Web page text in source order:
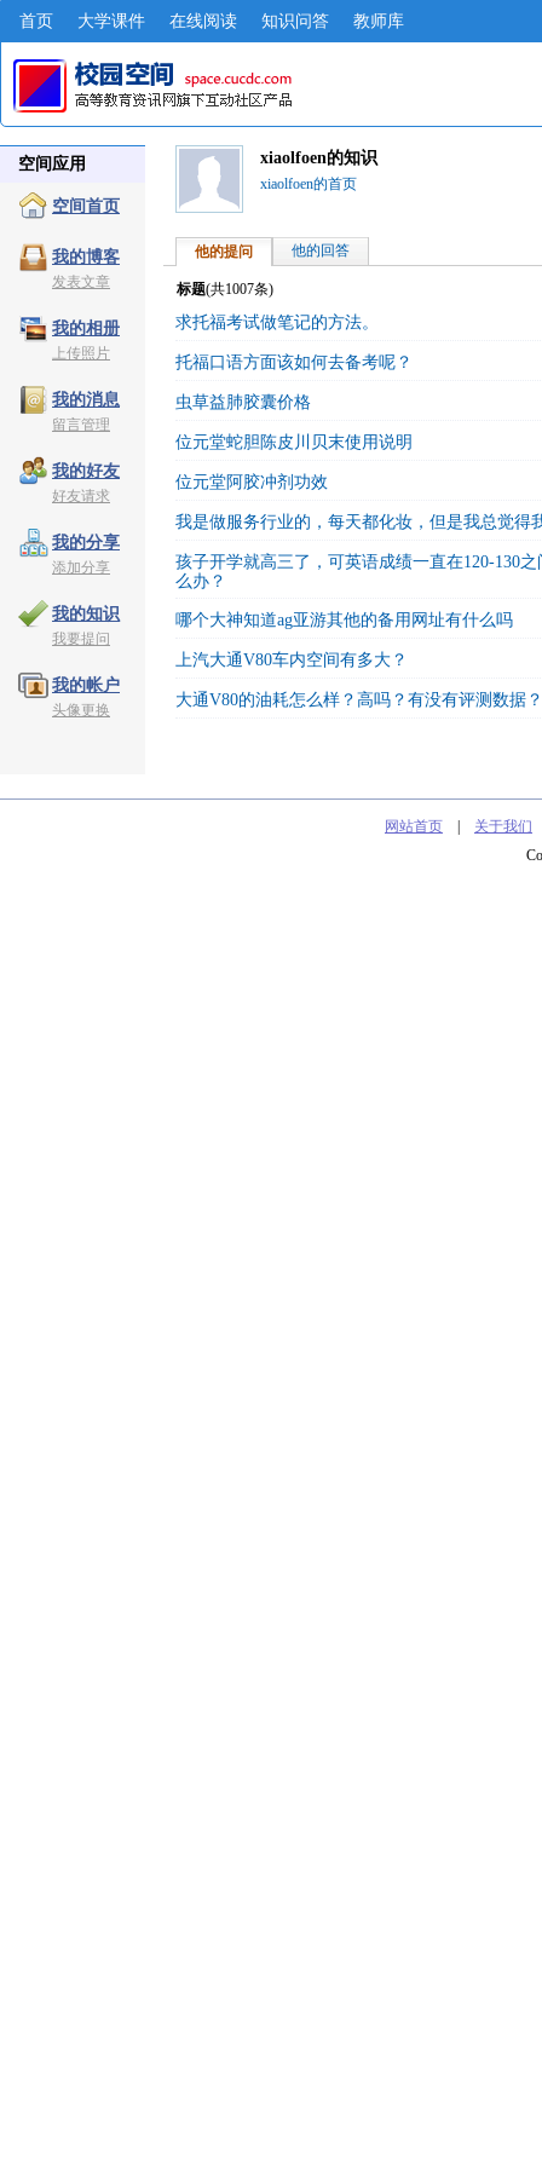
首页 大学课件 在线阅读 知识问答 教师库
空间应用
空间首页
我的博客
发表文章
我的相册
上传照片
我的消息
留言管理
我的好友
好友请求
我的分享
添加分享
我的知识
我要提问
我的帐户
头像更换
xiaolfoen的知识
xiaolfoen的首页
他的提问 他的回答
标题(共1007条)
求托福考试做笔记的方法。
托福口语方面该如何去备考呢？
虫草益肺胶囊价格
位元堂蛇胆陈皮川贝末使用说明
位元堂阿胶冲剂功效
我是做服务行业的，每天都化妆，但是我总觉得
孩子开学就高三了，可英语成绩一直在120-130
么办？
哪个大神知道ag亚游其他的备用网址有什么吗
上汽大通V80车内空间有多大？
大通V80的油耗怎么样？高吗？有没有评测数据？
网站首页 关于我们